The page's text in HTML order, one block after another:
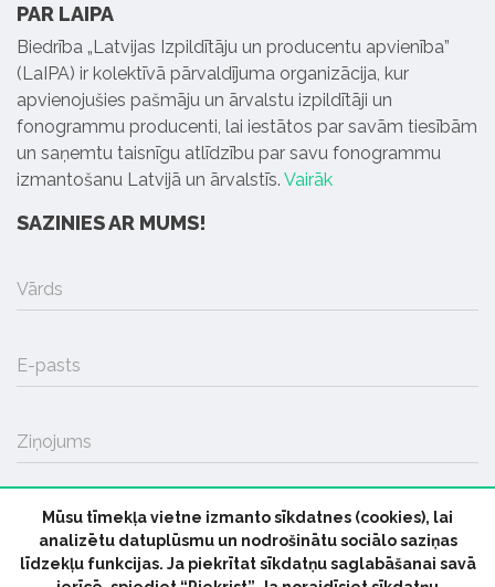
PAR LAIPA
Biedrība „Latvijas Izpildītāju un producentu apvienība”
(LaIPA) ir kolektīvā pārvaldījuma organizācija, kur
apvienojušies pašmāju un ārvalstu izpildītāji un
fonogrammu producenti, lai iestātos par savām tiesībām
un saņemtu taisnīgu atlīdzību par savu fonogrammu
izmantošanu Latvijā un ārvalstīs. Vairāk
SAZINIES AR MUMS!
Vārds
E-pasts
Ziņojums
SŪTĪT
Mūsu tīmekļa vietne izmanto sīkdatnes (cookies), lai
analizētu datuplūsmu un nodrošinātu sociālo saziņas
līdzekļu funkcijas. Ja piekrītat sīkdatņu saglabāšanai savā